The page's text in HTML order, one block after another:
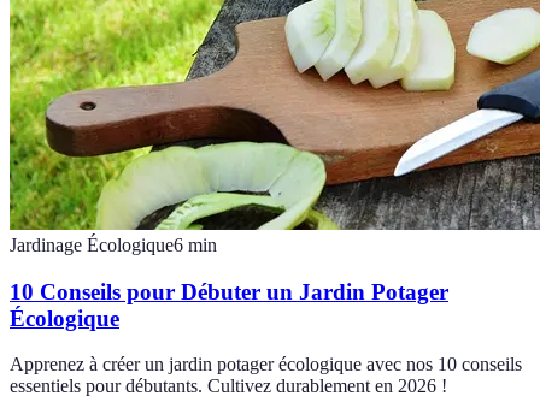
Jardinage Écologique6 min
10 Conseils pour Débuter un Jardin Potager
Écologique
Apprenez à créer un jardin potager écologique avec nos 10 conseils
essentiels pour débutants. Cultivez durablement en 2026 !